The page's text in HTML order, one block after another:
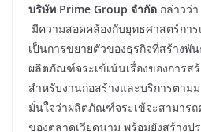
บริษัท Prime Group จำกัด กล่าวว่
มีความสอดคล้องกับยุทธศาสตร์กา
เป็นการขยายตัวของธุรกิจที่สร้างพั
ผลิตภัณฑ์จระเข้เน้นเรื่องของการส
สำหรับงานก่อสร้างและบริการตาม
มั่นใจว่าผลิตภัณฑ์จระเข้จะสามารถ
ของตลาดเวียดนาม พร้อมยังสร้าง